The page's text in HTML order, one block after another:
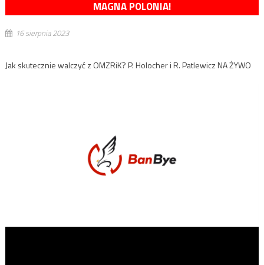
MAGNA POLONIA!
16 sierpnia 2023
Jak skutecznie walczyć z OMZRiK? P. Holocher i R. Patlewicz NA ŻYWO